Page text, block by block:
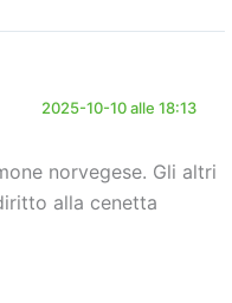
2025-10-10 alle 18:13
norvegese. Gli altri
alla cenetta